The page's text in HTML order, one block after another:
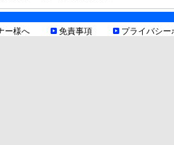
ー様へ 免責事項 プライバシー